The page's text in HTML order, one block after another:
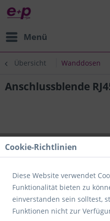
Menü
Übersicht Wanddosen
Anschlussblende
Cookie-Richtlinien
Diese Website verwendet
Funktionalität bieten zu
einverstanden sein solltest,
Funktionen nicht zur